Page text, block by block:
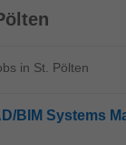
in St. Pölten
BIM Systems